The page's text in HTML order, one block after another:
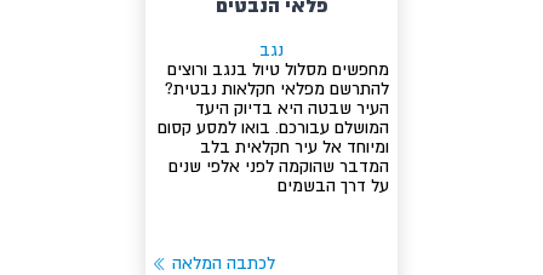
פלאי הנבטים
נגב
מחפשים מסלול טיול בנגב ורוצים
להתרשם מפלאי חקלאות נבטית?
העיר שבטה היא בדיוק היעד
המושלם עבורכם. בואו למסע קסום
ומיוחד אל עיר חקלאית בלב
המדבר שהוקמה לפני אלפי שנים
על דרך הבשמים
לכתבה המלאה